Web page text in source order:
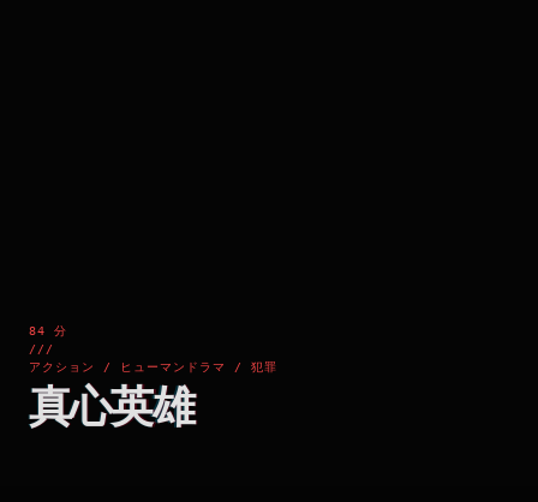
84 分
///
アクション / ヒューマンドラマ / 犯罪
真心英雄